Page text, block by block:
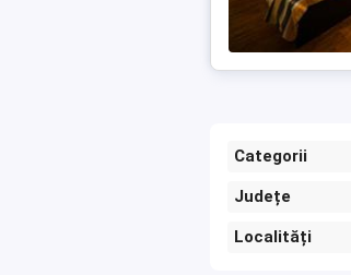
Categorii
Județe
Localități